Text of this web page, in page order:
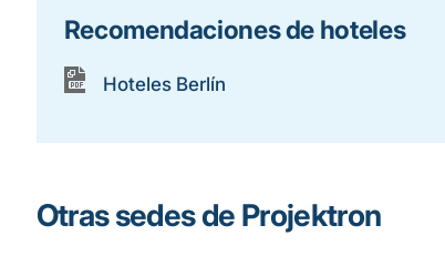
Recomendaciones de hoteles
Hoteles Berlín
Otras sedes de Projektron